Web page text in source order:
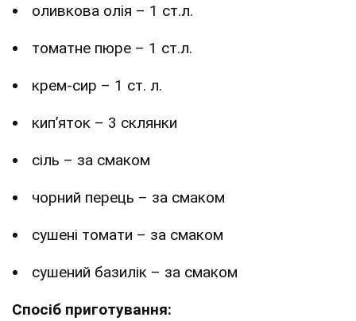
оливкова олія – 1 ст.л.
томатне пюре – 1 ст.л.
крем-сир – 1 ст. л.
кип’яток – 3 склянки
сіль – за смаком
чорний перець – за смаком
сушені томати – за смаком
сушений базилік – за смаком
Спосіб приготування: